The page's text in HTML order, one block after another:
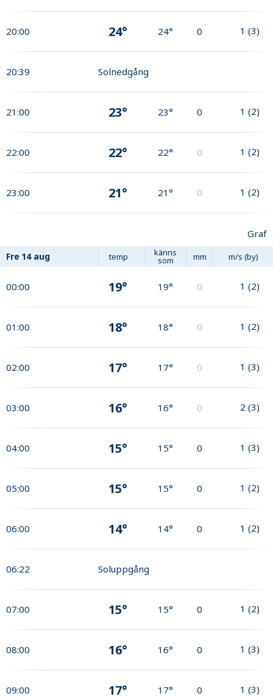
20:00 24° 24° 0 1 (3)
20:39 Solnedgång
21:00 23° 23° 0 1 (2)
22:00 22° 22° 0 1 (2)
23:00 21° 21° 0 1 (2)
Graf
Fre 14 aug temp känns
som mm m/s (by)
00:00 19° 19° 0 1 (2)
01:00 18° 18° 0 1 (2)
02:00 17° 17° 0 1 (3)
03:00 16° 16° 0 2 (3)
04:00 15° 15° 0 1 (3)
05:00 15° 15° 0 1 (2)
06:00 14° 14° 0 1 (2)
06:22 Soluppgång
07:00 15° 15° 0 1 (2)
08:00 16° 16° 0 1 (3)
09:00 17° 17° 0 1 (3)